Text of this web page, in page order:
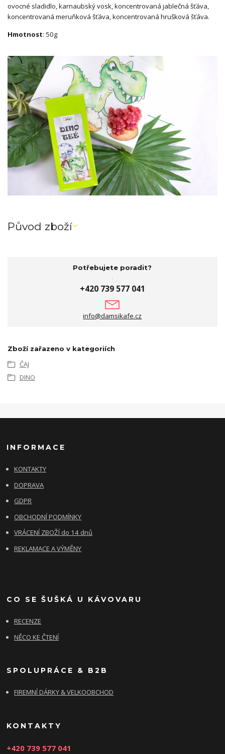
ovocné sladidlo, karnaubský vosk, koncentrovaná jablečná šťáva,
koncentrovaná meruňková šťáva, koncentrovaná hrušková šťáva.
Hmotnost: 50g
Původ zboží
Potřebujete poradit?
+420 739 577 041
info@damsikafe.cz
Zboží zařazeno v kategoriích
ČAJ
DINO
INFORMACE
KONTAKTY
DOPRAVA
GDPR
OBCHODNÍ PODMÍNKY
VRÁCENÍ ZBOŽÍ do 14 dnů
REKLAMACE A VÝMĚNY
CO SE ŠUŠKÁ U KÁVOVARU
RECENZE
NĚCO KE ČTENÍ
SPOLUPRÁCE & B2B
FIREMNÍ DÁRKY & VELKOOBCHOD
KONTAKTY
+420 739 577 041